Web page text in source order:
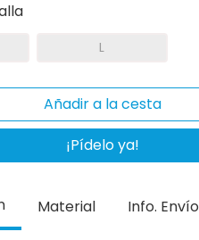
L
¡Pídelo ya!
Material Info. Envío